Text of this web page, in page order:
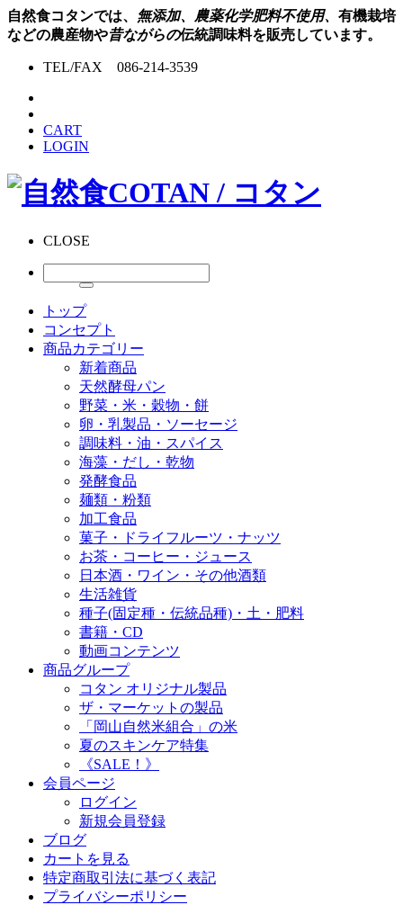
自然食コタンでは、 無添加、農薬化学肥料不使用、 有機栽培
などの農産物や昔ながらの伝統調味料を販売しています。
TEL/FAX 086-214-3539
CART
LOGIN
CLOSE
トップ
コンセプト
商品カテゴリー
新着商品
天然酵母パン
野菜・米・穀物・餅
卵・乳製品・ソーセージ
調味料・油・スパイス
海藻・だし・乾物
発酵食品
麺類・粉類
加工食品
菓子・ドライフルーツ・ナッツ
お茶・コーヒー・ジュース
日本酒・ワイン・その他酒類
生活雑貨
種子(固定種・伝統品種)・土・肥料
書籍・CD
動画コンテンツ
商品グループ
コタン オリジナル製品
ザ・マーケットの製品
「岡山自然米組合」の米
夏のスキンケア特集
《SALE！》
会員ページ
ログイン
新規会員登録
ブログ
カートを見る
特定商取引法に基づく表記
プライバシーポリシー